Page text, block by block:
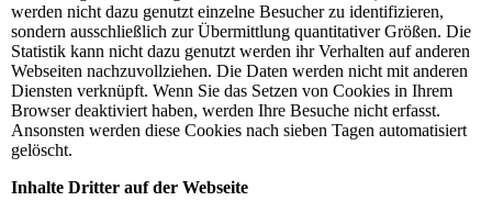
werden nicht dazu genutzt einzelne Besucher zu identifizieren,
sondern ausschließlich zur Übermittlung quantitativer Größen. Die
Statistik kann nicht dazu genutzt werden ihr Verhalten auf anderen
Webseiten nachzuvollziehen. Die Daten werden nicht mit anderen
Diensten verknüpft. Wenn Sie das Setzen von Cookies in Ihrem
Browser deaktiviert haben, werden Ihre Besuche nicht erfasst.
Ansonsten werden diese Cookies nach sieben Tagen automatisiert
gelöscht.
Inhalte Dritter auf der Webseite